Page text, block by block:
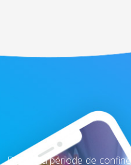
Durant la période de